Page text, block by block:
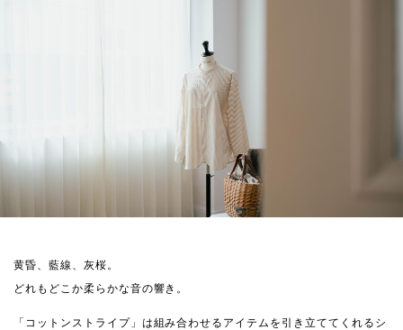
黄昏、藍線、灰桜。
どれもどこか柔らかな音の響き。
「コットンストライプ」は組み合わせるアイテムを引き立ててくれるシ